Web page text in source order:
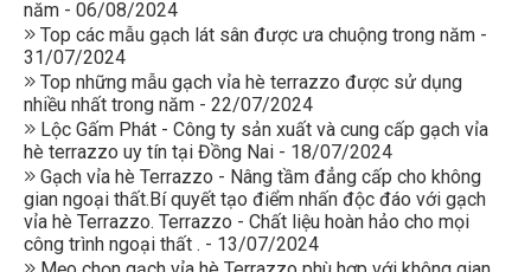
năm - 06/08/2024
Top các mẫu gạch lát sân được ưa chuộng trong năm -
31/07/2024
Top những mẫu gạch vỉa hè terrazzo được sử dụng
nhiều nhất trong năm - 22/07/2024
Lộc Gấm Phát - Công ty sản xuất và cung cấp gạch vỉa
hè terrazzo uy tín tại Đồng Nai - 18/07/2024
Gạch vỉa hè Terrazzo - Nâng tầm đẳng cấp cho không
gian ngoại thất.Bí quyết tạo điểm nhấn độc đáo với gạch
vỉa hè Terrazzo. Terrazzo - Chất liệu hoàn hảo cho mọi
công trình ngoại thất . - 13/07/2024